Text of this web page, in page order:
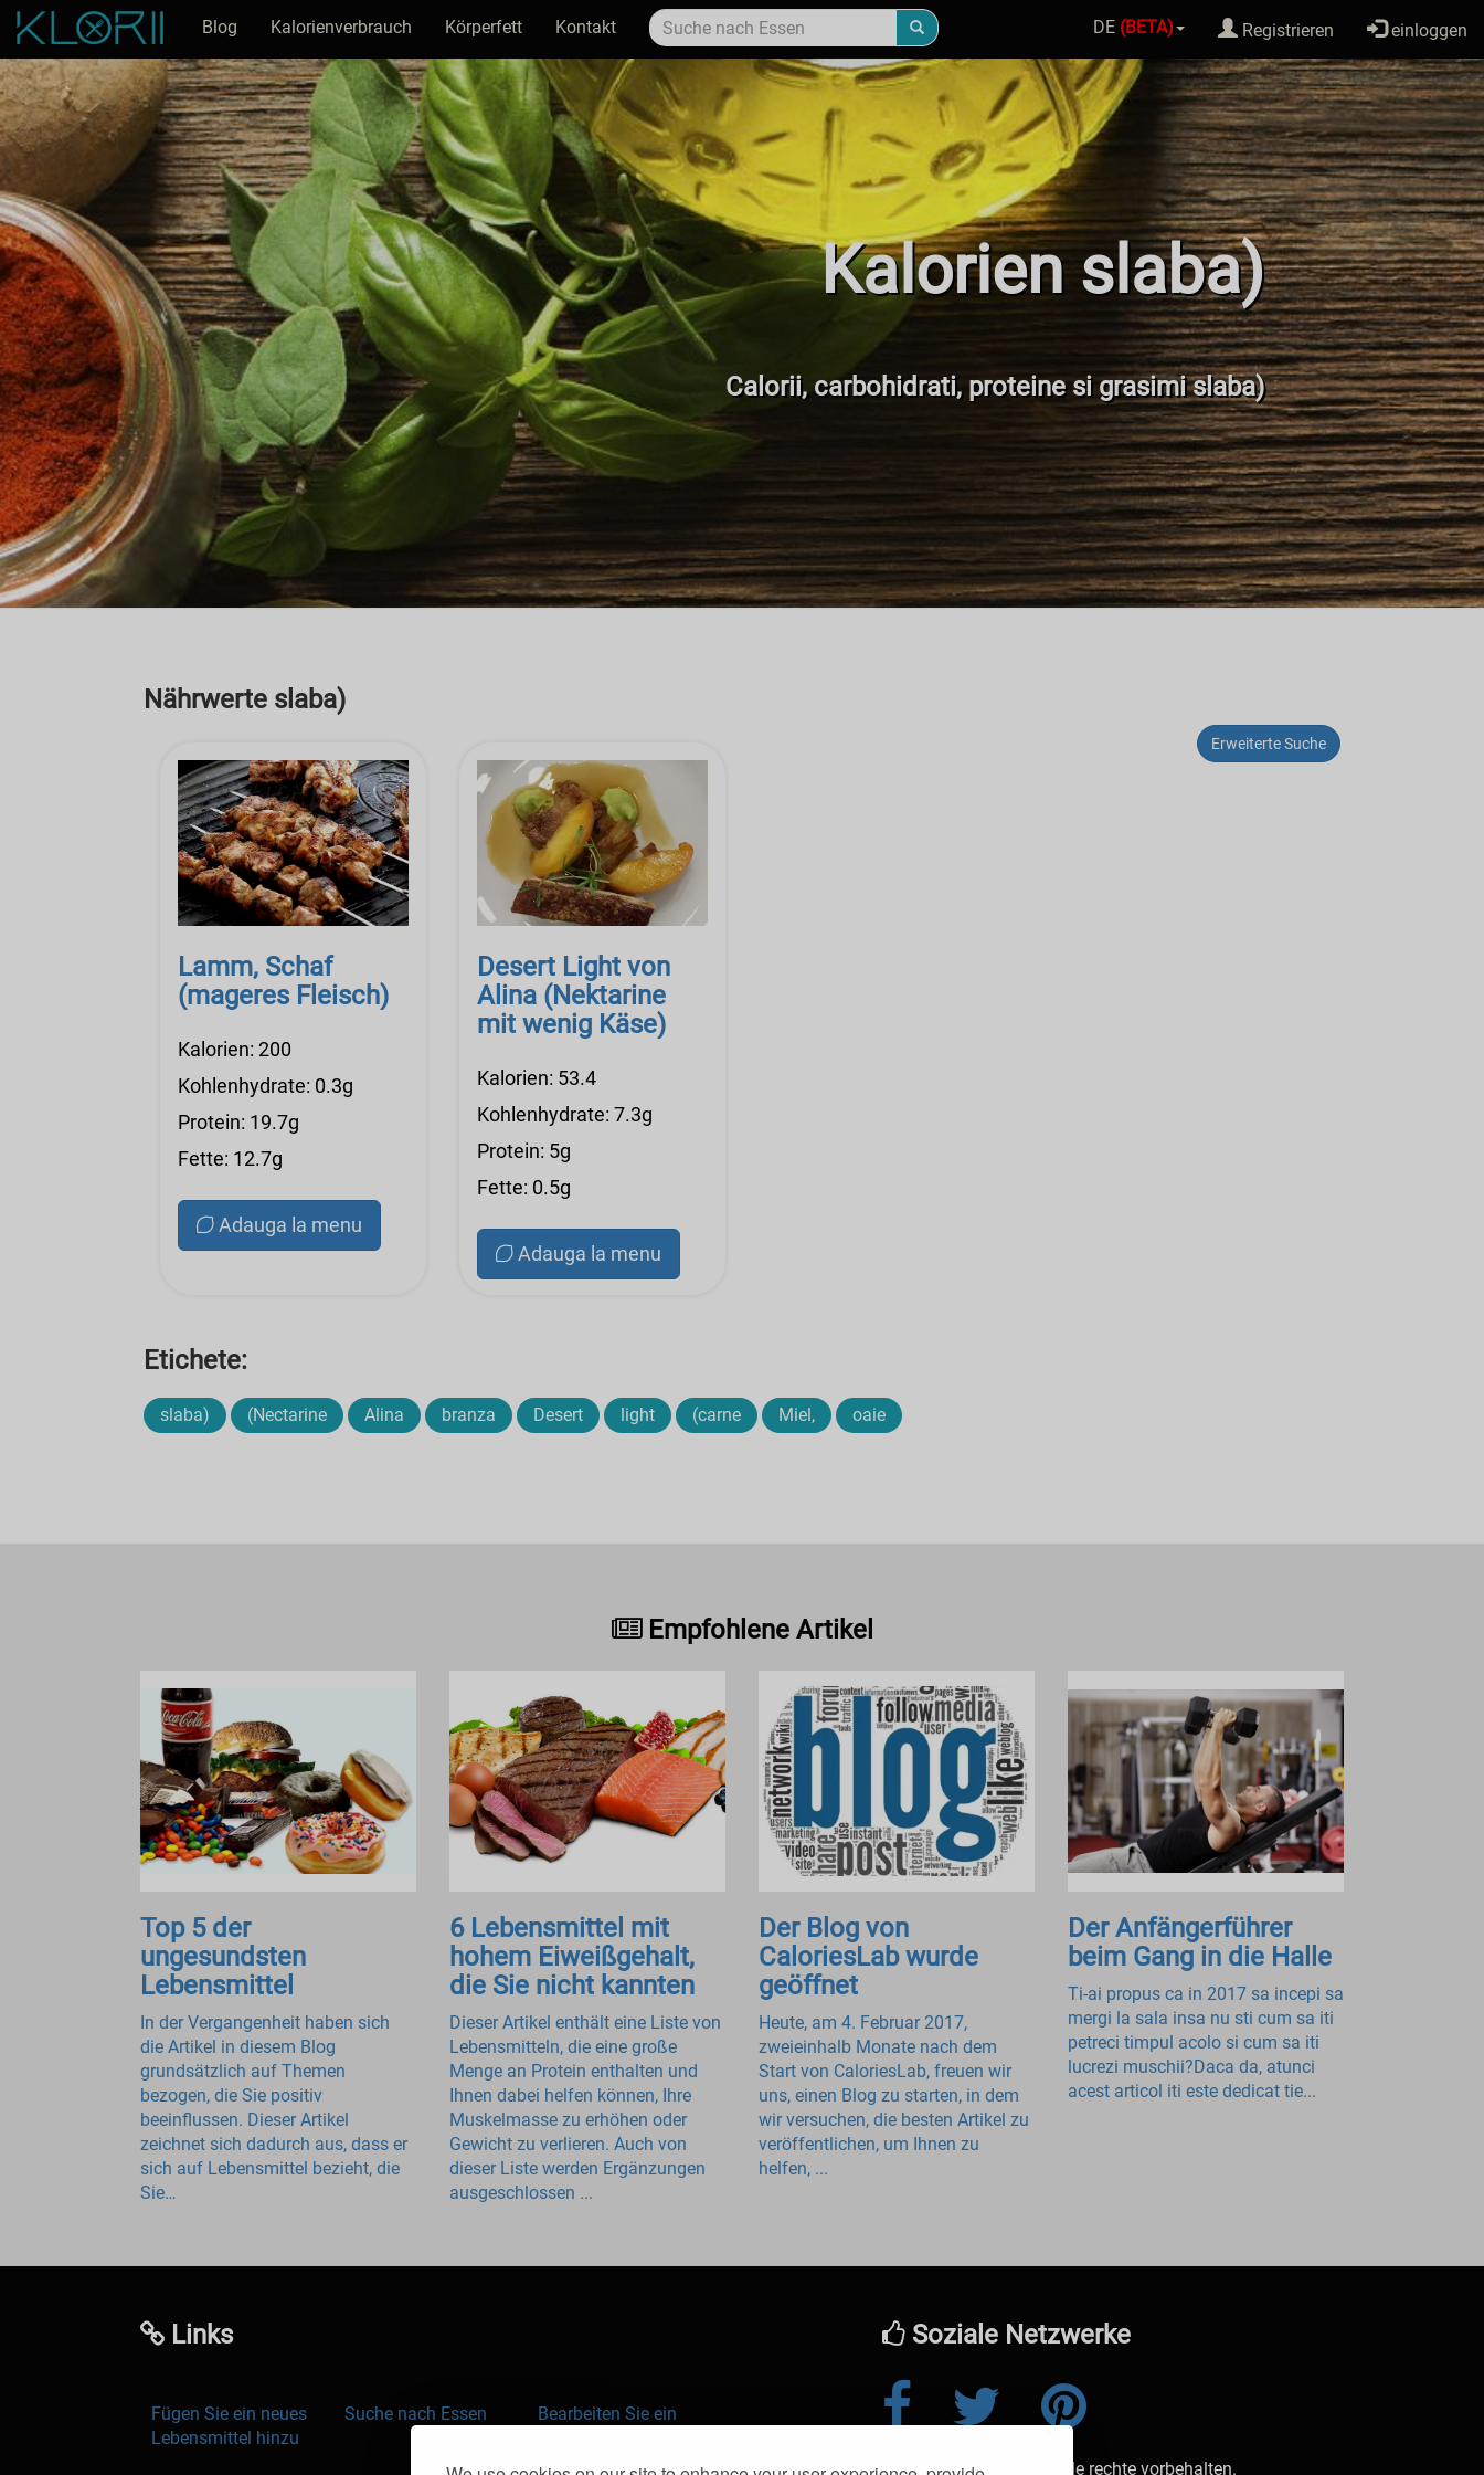
Blog Kalorienverbrauch Körperfett Kontakt DE (BETA) Registrieren einloggen
Kalorien slaba)
Calorii, carbohidrati, proteine si grasimi slaba)
Nährwerte slaba)
Erweiterte Suche
Lamm, Schaf
(mageres Fleisch)
Kalorien: 200
Kohlenhydrate: 0.3g
Protein: 19.7g
Fette: 12.7g
Adauga la menu
Desert Light von
Alina (Nektarine
mit wenig Käse)
Kalorien: 53.4
Kohlenhydrate: 7.3g
Protein: 5g
Fette: 0.5g
Adauga la menu
Etichete:
slaba) (Nectarine Alina branza Desert light (carne Miel, oaie
Empfohlene Artikel
Top 5 der
ungesundsten
Lebensmittel
In der Vergangenheit haben sich
die Artikel in diesem Blog
grundsätzlich auf Themen
bezogen, die Sie positiv
beeinflussen. Dieser Artikel
zeichnet sich dadurch aus, dass er
sich auf Lebensmittel bezieht, die
Sie…
6 Lebensmittel mit
hohem Eiweißgehalt,
die Sie nicht kannten
Dieser Artikel enthält eine Liste von
Lebensmitteln, die eine große
Menge an Protein enthalten und
Ihnen dabei helfen können, Ihre
Muskelmasse zu erhöhen oder
Gewicht zu verlieren. Auch von
dieser Liste werden Ergänzungen
ausgeschlossen ...
Der Blog von
CaloriesLab wurde
geöffnet
Heute, am 4. Februar 2017,
zweieinhalb Monate nach dem
Start von CaloriesLab, freuen wir
uns, einen Blog zu starten, in dem
wir versuchen, die besten Artikel zu
veröffentlichen, um Ihnen zu
helfen, ...
Der Anfängerführer
beim Gang in die Halle
Ti-ai propus ca in 2017 sa incepi sa
mergi la sala insa nu sti cum sa iti
petreci timpul acolo si cum sa iti
lucrezi muschii?Daca da, atunci
acest articol iti este dedicat tie...
Links
Fügen Sie ein neues
Lebensmittel hinzu
Suche nach Essen
Bearbeiten Sie ein
Soziale Netzwerke
© 2016-2026 klorii.ro. Alle rechte vorbehalten.